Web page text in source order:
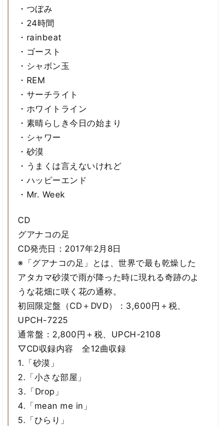
・つぼみ
・24時間
・rainbeat
・ゴースト
・シャボン玉
・REM
・サーチライト
・ホワイトライン
・素晴らしき今日の始まり
・シャワー
・砂漠
・うまくは言えないけれど
・ハッピーエンド
・Mr. Week
CD
グアナコの足
CD発売日：2017年2月8日
※「グアナコの足」とは、世界で最も乾燥した
アタカマ砂漠で雨が降った時に現れる奇跡のよ
うな花畑に咲く花の通称。
初回限定盤（CD＋DVD）：3,600円＋税、
UPCH-7225
通常盤：2,800円＋税、UPCH-2108
▽CD収録内容 全12曲収録
1.「砂漠」
2.「小さな部屋」
3.「Drop」
4.「mean me in」
5.「ひらり」